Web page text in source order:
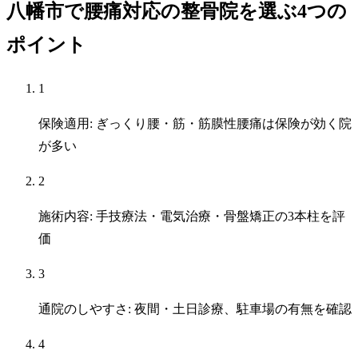
八幡市で腰痛対応の整骨院を選ぶ4つの
ポイント
1
保険適用: ぎっくり腰・筋・筋膜性腰痛は保険が効く院
が多い
2
施術内容: 手技療法・電気治療・骨盤矯正の3本柱を評
価
3
通院のしやすさ: 夜間・土日診療、駐車場の有無を確認
4